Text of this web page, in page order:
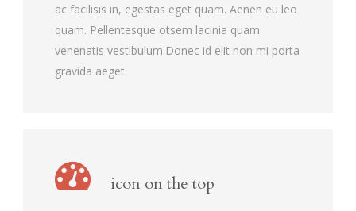
ac facilisis in, egestas eget quam. Aenen eu leo
quam. Pellentesque otsem lacinia quam
venenatis vestibulum.Donec id elit non mi porta
gravida aeget.
icon on the top